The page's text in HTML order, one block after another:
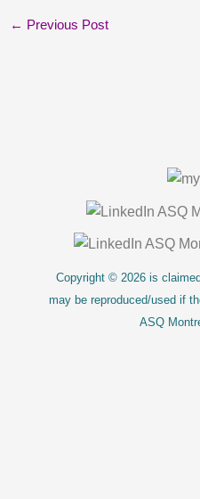
← Previous Post
Copyright © 2026 is
may be reproduced/used if
ASQ